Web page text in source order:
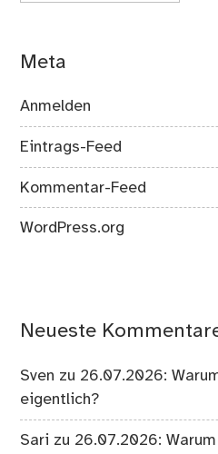
Meta
Anmelden
Eintrags-Feed
Kommentar-Feed
WordPress.org
Neueste
Sven zu 26.07.2026:
eigentlich?
Sari zu 26.07.2026: